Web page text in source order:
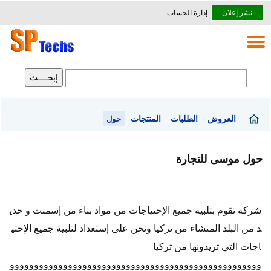
نشر إعلان إدارة الحساب
العروض الطلبات المنتجات حول
حول موسى للتجارة
شركة تقوم بتلبية جميع الإحتياجات من مواد بناء من إسمنت و حدي
د من البلد المنشاء من تركيا ونحن على إستعداد لتلبية جميع الإحتي
اجات التي تريدونها من تركيا
وووووووووووووووووووووووووووووووووووووووووووووووووووو